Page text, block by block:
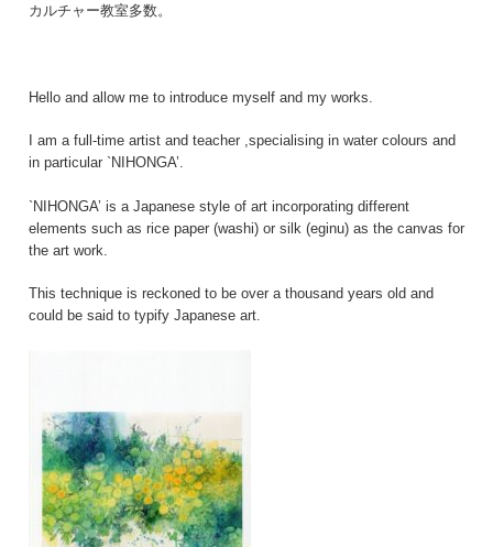
カルチャー教室多数。
Hello and allow me to introduce myself and my works.
I am a full-time artist and teacher ,specialising in water colours and
in particular `NIHONGA’.
`NIHONGA’ is a Japanese style of art incorporating different
elements such as rice paper (washi) or silk (eginu) as the canvas for
the art work.
This technique is reckoned to be over a thousand years old and
could be said to typify Japanese art.